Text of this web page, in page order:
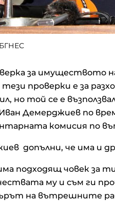
за имуществото
проверки е за
но той се е
Демерджиев по
комисия по
допълни, че има и
подходящ човек за
му и съм ги
на вътрешните